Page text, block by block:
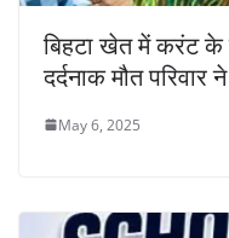
बिहटा खेत में करंट के
दर्दनाक मौत
May 6, 2025